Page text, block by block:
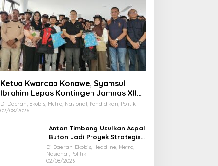
Ketua Kwarcab Konawe, Syamsul
Ibrahim Lepas Kontingen Jamnas XII
2026
Di Daerah, Ekobis, Metro, Nasional, Pendidikan, Politik
02/08/2026
Anton Timbang Usulkan Aspal
Buton Jadi Proyek Strategis
Nasional
Di Daerah, Ekobis, Headline, Metro,
Nasional, Politik
02/08/2026